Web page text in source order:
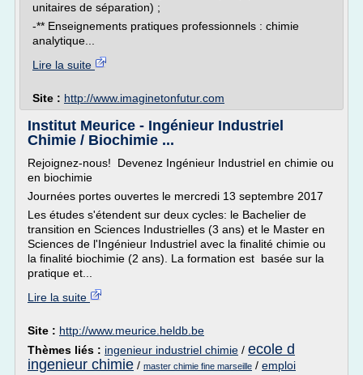
unitaires de séparation) ;
-** Enseignements pratiques professionnels : chimie
analytique...
Lire la suite
Site : http://www.imaginetonfutur.com
Institut Meurice - Ingénieur Industriel
Chimie / Biochimie ...
Rejoignez-nous! Devenez Ingénieur Industriel en chimie ou
en biochimie
Journées portes ouvertes le mercredi 13 septembre 2017
Les études s'étendent sur deux cycles: le Bachelier de
transition en Sciences Industrielles (3 ans) et le Master en
Sciences de l'Ingénieur Industriel avec la finalité chimie ou
la finalité biochimie (2 ans). La formation est basée sur la
pratique et...
Lire la suite
Site : http://www.meurice.heldb.be
Thèmes liés : ingenieur industriel chimie / ecole d
ingenieur chimie / master chimie fine marseille / emploi